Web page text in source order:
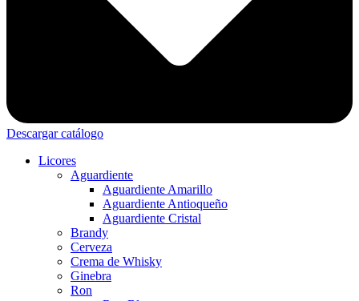
Descargar catálogo
Licores
Aguardiente
Aguardiente Amarillo
Aguardiente Antioqueño
Aguardiente Cristal
Brandy
Cerveza
Crema de Whisky
Ginebra
Ron